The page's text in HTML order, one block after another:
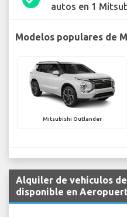
autos en 1
Modelos populares de
Mitsubishi Outlander
Alquiler de vehículos
disponible en